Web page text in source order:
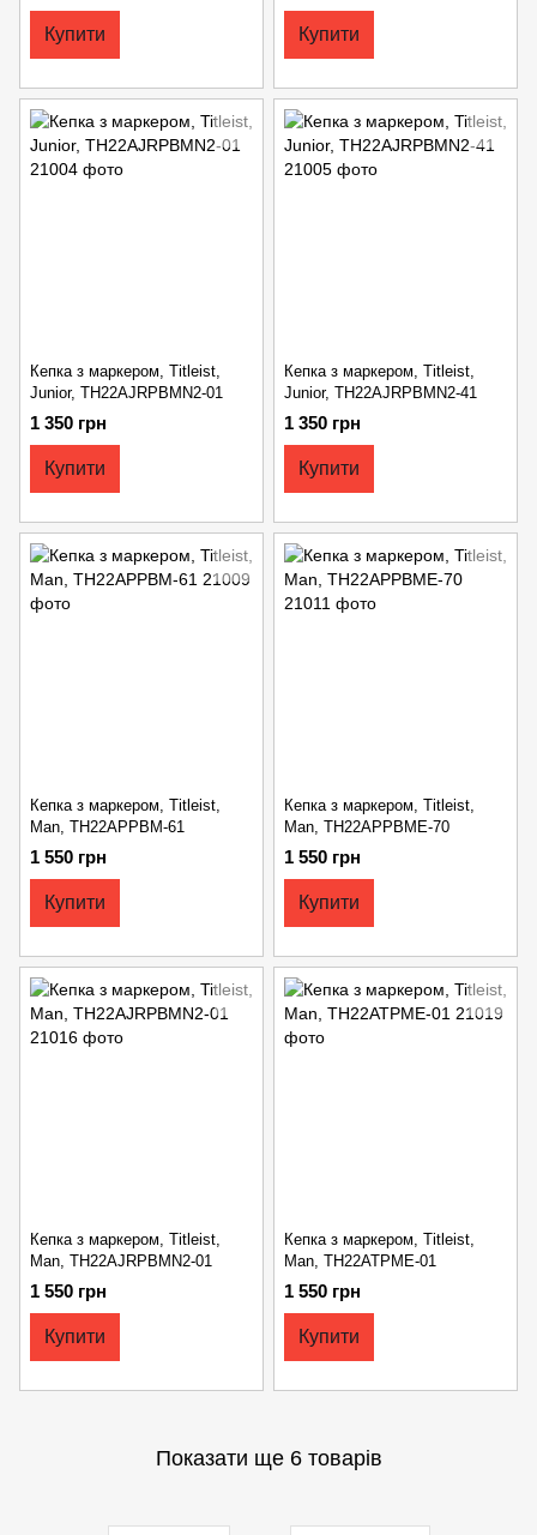
Купити Купити
Кепка з маркером, Titleist,
Junior, TH22AJRPBMN2-01
1 350 грн
Купити
Кепка з маркером, Titleist,
Junior, TH22AJRPBMN2-41
1 350 грн
Купити
Кепка з маркером, Titleist,
Man, TH22APPBM-61
1 550 грн
Купити
Кепка з маркером, Titleist,
Man, TH22APPBME-70
1 550 грн
Купити
Кепка з маркером, Titleist,
Man, TH22AJRPBMN2-01
1 550 грн
Купити
Кепка з маркером, Titleist,
Man, TH22ATPME-01
1 550 грн
Купити
Показати ще 6 товарів